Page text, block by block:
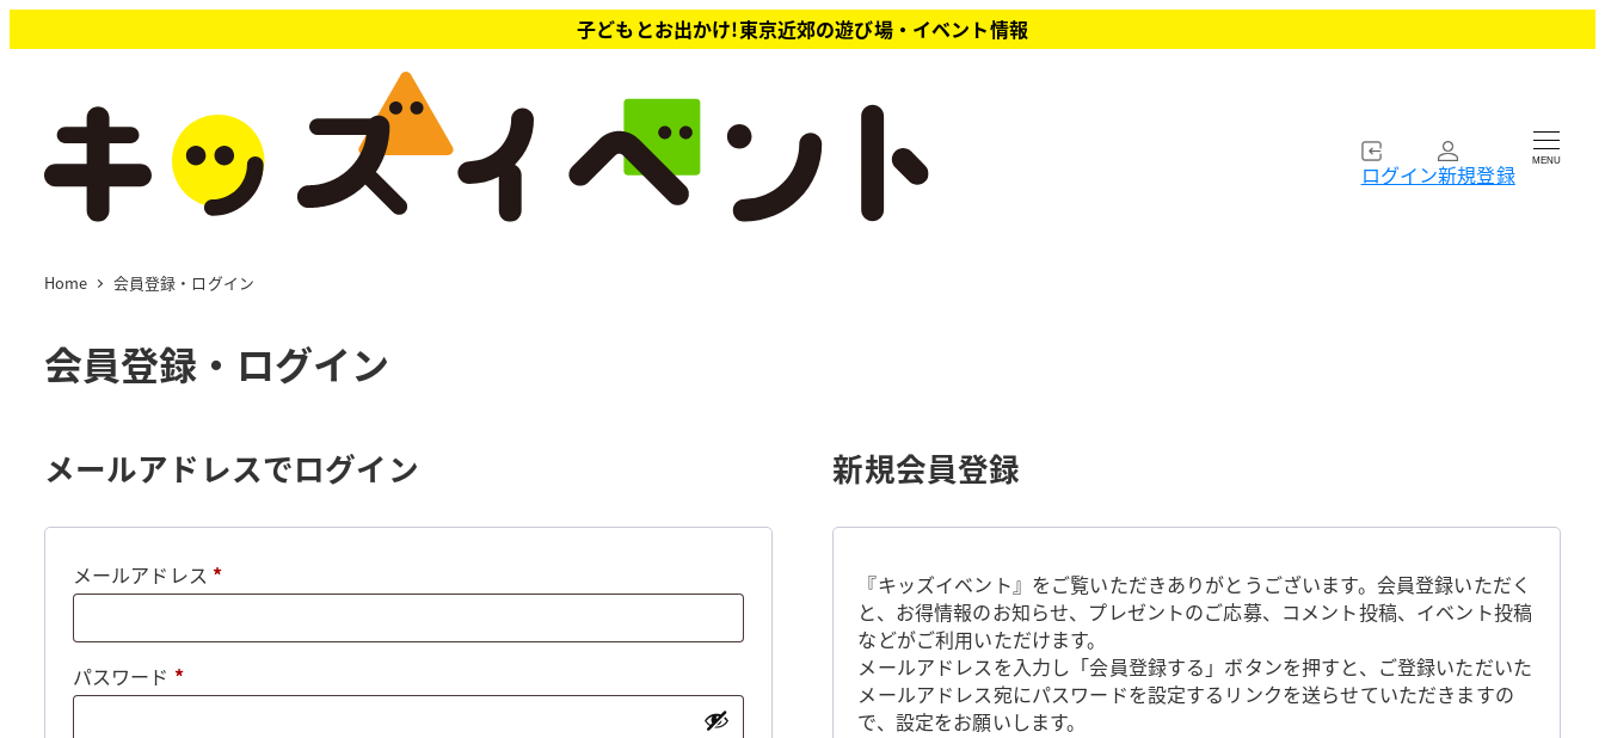
イ
子どもとお出かけ!東京近郊の遊び場・イベント情報
ログイン新規登録 MENU
Home 会員登録・ログイン
会員登録・ログイン
メールアドレスでログイン
メールアドレス *必
パスワード *必
新規会員登録
『キッズイベント』をご覧いただきありがとうございます。会員登録いただく
と、お得情報のお知らせ、プレゼントのご応募、コメント投稿、イベント投稿
などがご利用いただけます。
メールアドレスを入力し「会員登録する」ボタンを押すと、ご登録いただいた
メールアドレス宛にパスワードを設定するリンクを送らせていただきますの
で、設定をお願いします。